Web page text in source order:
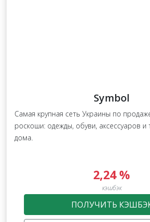
Symbol
Самая крупная сеть Украины по
роскоши: одежды, обуви, аксессуаров и
дома.
2,24 %
кэшбэк
ПОЛУЧИТЬ